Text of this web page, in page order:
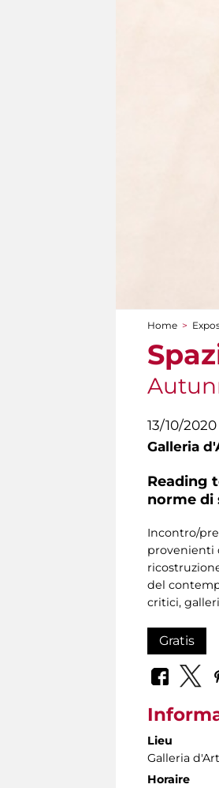
You
Home >
13/10/2020
Galleria
Reading
norme di
Incontro/
provenienti
del
critici,
Gratis
Lieu
Galleria
Horaire